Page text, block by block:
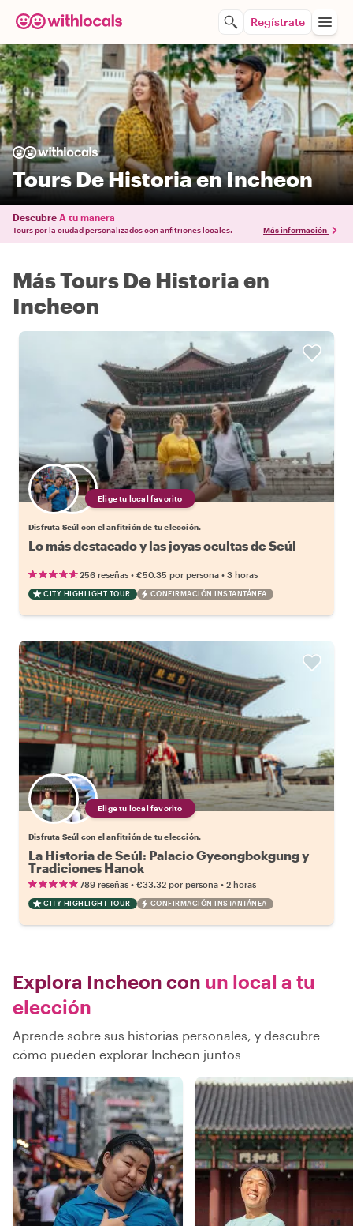
Regístrate
Tours De Historia en Incheon
Descubre A tu manera
Tours por la ciudad personalizados con anfitriones locales. Más información
Más Tours De Historia en
Incheon
Elige tu local favorito
Disfruta Seúl con el anfitrión de tu elección.
Lo más destacado y las joyas ocultas de Seúl
256 reseñas • €50.35 por persona • 3 horas
CITY HIGHLIGHT TOUR CONFIRMACIÓN INSTANTÁNEA
Elige tu local favorito
Disfruta Seúl con el anfitrión de tu elección.
La Historia de Seúl: Palacio Gyeongbokgung y
Tradiciones Hanok
789 reseñas • €33.32 por persona • 2 horas
CITY HIGHLIGHT TOUR CONFIRMACIÓN INSTANTÁNEA
Explora Incheon con un local a tu
elección
Aprende sobre sus historias personales, y descubre
cómo pueden explorar Incheon juntos